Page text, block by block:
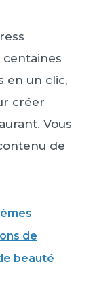
centaines
en un clic,
créer
Vous
de
de
beauté